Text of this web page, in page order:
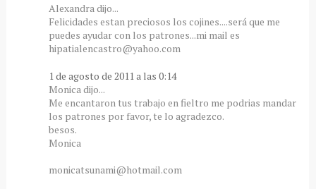
Alexandra dijo...
Felicidades estan preciosos los cojines....será que me
puedes ayudar con los patrones...mi mail es
hipatialencastro@yahoo.com
1 de agosto de 2011 a las 0:14
Monica dijo...
Me encantaron tus trabajo en fieltro me podrias mandar
los patrones por favor, te lo agradezco.
besos.
Monica
monicatsunami@hotmail.com